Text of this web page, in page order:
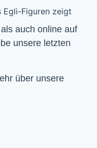
unsere letzten
über unsere